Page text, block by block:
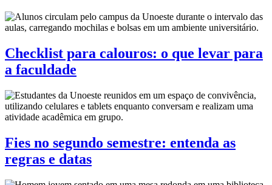
Checklist para calouros: o que levar para
a faculdade
Fies no segundo semestre: entenda as
regras e datas